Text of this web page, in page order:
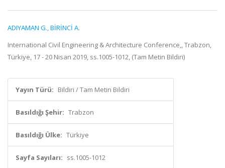
ADIYAMAN G.,BİRİNCİ A.
International Civil Engineering & Architecture Conference,, Trabzon,
Türkiye, 17 - 20 Nisan 2019, ss.1005-1012, (Tam Metin Bildiri)
Yayın Türü: Bildiri / Tam Metin Bildiri
Basıldığı Şehir: Trabzon
Basıldığı Ülke: Türkiye
Sayfa Sayıları: ss.1005-1012